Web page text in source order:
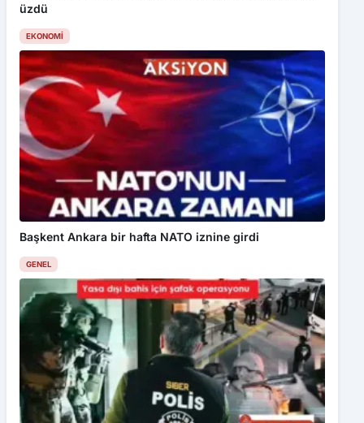
üzdü
EKONOMI
Başkent Ankara bir hafta NATO iznine girdi
GENEL